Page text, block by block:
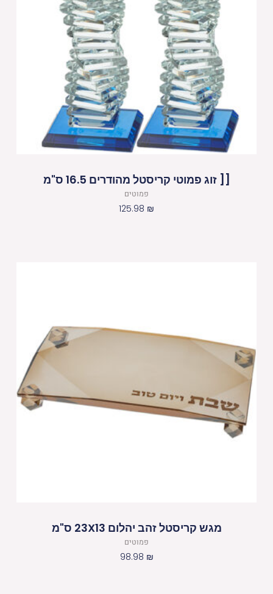
[[ זוג פמוטי קריסטל מהודרים 16.5 ס"מ
פמוטים
125.98 ₪
מגש קריסטל זהב יהלום 23X13 ס"מ
פמוטים
98.98 ₪